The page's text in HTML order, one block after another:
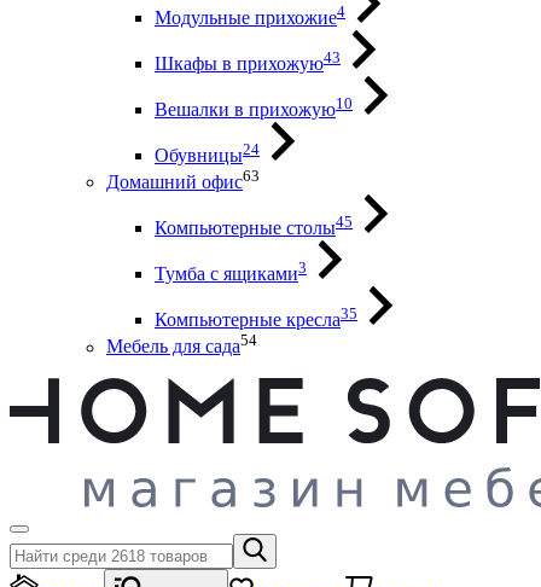
Модульные прихожие4
Шкафы в прихожую43
Вешалки в прихожую10
Обувницы24
Домашний офис63
Компьютерные столы45
Тумба с ящиками3
Компьютерные кресла35
Мебель для сада54